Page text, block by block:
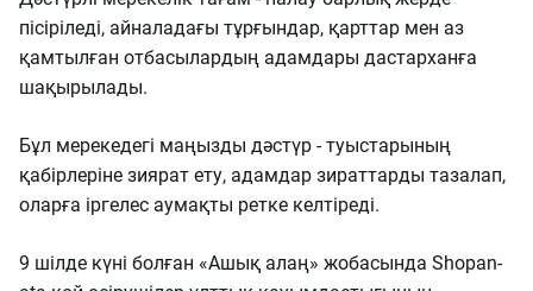
пісіріледі, айналадағы тұрғындар, қарттар мен аз
қамтылған отбасылардың адамдары дастарханға
шақырылады.
Бұл мерекедегі маңызды дәстүр - туыстарының
қабірлеріне зиярат ету, адамдар зираттарды тазалап,
оларға іргелес аумақты ретке келтіреді.
9 шілде күні болған «Ашық алаң» жобасында Shopan-